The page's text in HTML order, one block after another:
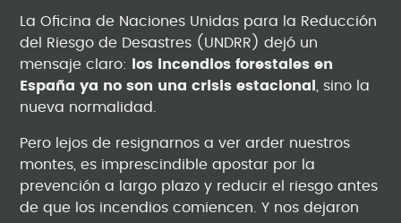
La Oficina de Naciones Unidas para la Reducción
del Riesgo de Desastres (UNDRR) dejó un
mensaje claro:
los incendios forestales en
España ya no son una crisis estacional
, sino la
nueva normalidad.
Pero lejos de resignarnos a ver arder nuestros
montes, es imprescindible apostar por la
prevención a largo plazo y reducir el riesgo antes
de que los incendios comiencen. Y nos dejaron